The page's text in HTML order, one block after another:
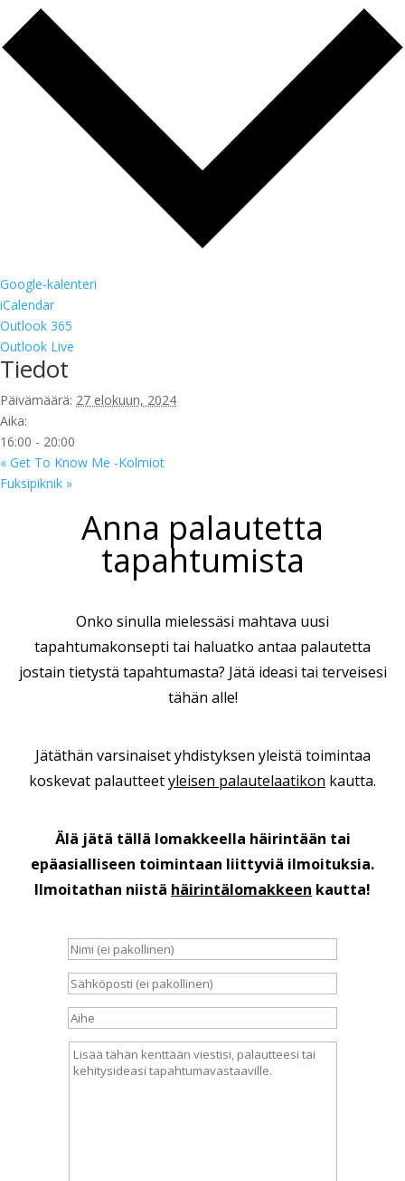
Google-kalenteri
iCalendar
Outlook 365
Outlook Live
Tiedot
Päivämäärä: 27 elokuun, 2024
Aika:
16:00 - 20:00
« Get To Know Me -Kolmiot
Fuksipiknik »
Anna palautetta
tapahtumista
Onko sinulla mielessäsi mahtava uusi
tapahtumakonsepti tai haluatko antaa palautetta
jostain tietystä tapahtumasta? Jätä ideasi tai terveisesi
tähän alle!
Jätäthän varsinaiset yhdistyksen yleistä toimintaa
koskevat palautteetyleisen palautelaatikon kautta.
Älä jätä tällä lomakkeella häirintään tai
epäasialliseen toimintaan liittyviä ilmoituksia.
Ilmoitathan niistä häirintälomakkeen kautta!